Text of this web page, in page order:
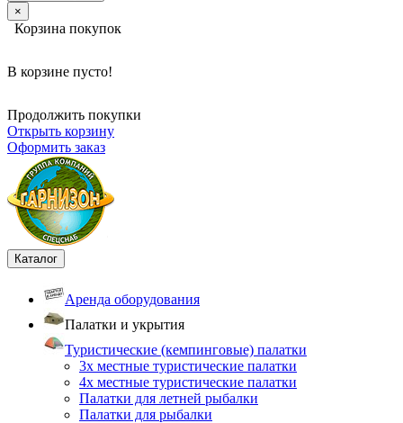
×
Корзина покупок
В корзине пусто!
Продолжить покупки
Открыть корзину
Оформить заказ
Каталог
Аренда оборудования
Палатки и укрытия
Туристические (кемпинговые) палатки
3х местные туристические палатки
4х местные туристические палатки
Палатки для летней рыбалки
Палатки для рыбалки